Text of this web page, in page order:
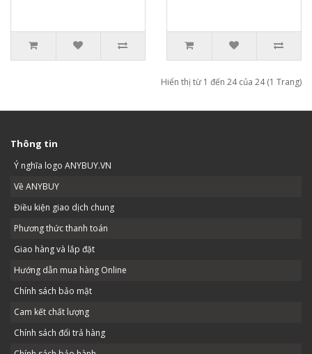
Hiển thị từ 1 đến 24 của 24 (1 Trang)
Thông tin
Ý nghĩa logo ANYBUY.VN
Về ANYBUY
Điều kiện giao dịch chung
Phương thức thanh toán
Giao hàng và lắp đặt
Hướng dẫn mua hàng Online
Chính sách bảo mật
Cam kết chất lượng
Chính sách đổi trả hàng